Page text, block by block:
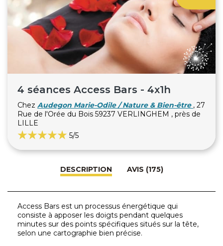
4 séances Access Bars - 4x1h
Chez Audegon Marie-Odile / Nature & Bien-être , 27
Rue de l'Orée du Bois 59237 VERLINGHEM , près de
LILLE
5/5
DESCRIPTION AVIS (175)
Access Bars est un processus énergétique qui
consiste à apposer les doigts pendant quelques
minutes sur des points spécifiques situés sur la tête,
selon une cartographie bien précise.